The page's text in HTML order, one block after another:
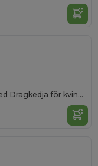
Roxy Softshelljacka med Dragkedja för kvinnor